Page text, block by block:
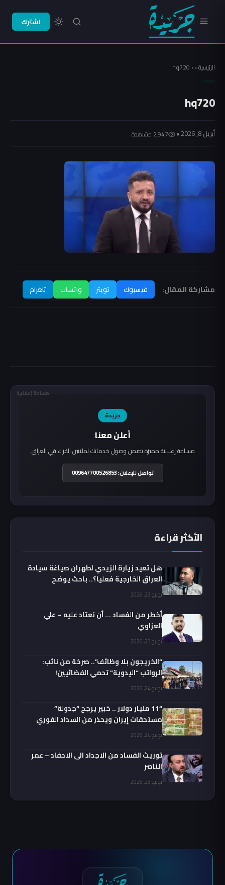
اشترك
الرئيسية‹
‹
hq720
hq720
أبريل 8, 2026 • 2٬947 مشاهدة
مشاركة المقال: فيسبوك تويتر واتساب تلغرام
مساحة إعلانية
جريدة
أعلن معنا
مساحة إعلانية مميزة تضمن وصول خدماتك لملايين القراء في العراق.
تواصل للإعلان: 009647700526853
الأكثر قراءة
هل تعيد زيارة الزيدي لطهران صياغة سيادة
العراق الخارجية فعليا؟.. باحث يوضح
يوليو 23, 2026
أخطر من الفساد … أن نعتاد عليه – علي
العزاوي
يوليو 23, 2026
“الخريجون بلا وظائف”.. صرخة من نائب:
الرواتب “اليدوية” تحمي الفضائيين!
يوليو 24, 2026
“11 مليار دولار .. خبير يرجح “جدولة”
مستحقات إيران ويحذر من السداد الفوري
يوليو 24, 2026
توريث الفساد من الاجداد الى الاحفاد – عمر
الناصر
يوليو 23, 2026